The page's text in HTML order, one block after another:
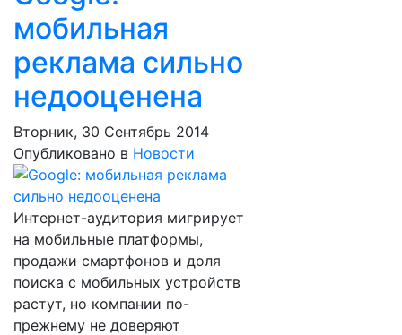
мобильная
реклама сильно
недооценена
Вторник, 30 Сентябрь 2014
Опубликовано в Новости
Интернет-аудитория мигрирует
на мобильные платформы,
продажи смартфонов и доля
поиска с мобильных устройств
растут, но компании по-
прежнему не доверяют